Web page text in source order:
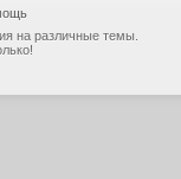
на различные темы.